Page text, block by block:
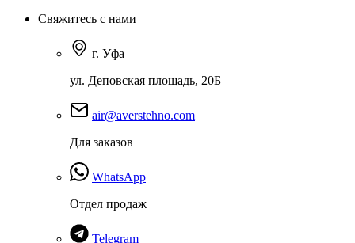
Свяжитесь с нами
г. Уфа
ул. Деповская площадь, 20Б
air@averstehno.com
Для заказов
WhatsApp
Отдел продаж
Telegram